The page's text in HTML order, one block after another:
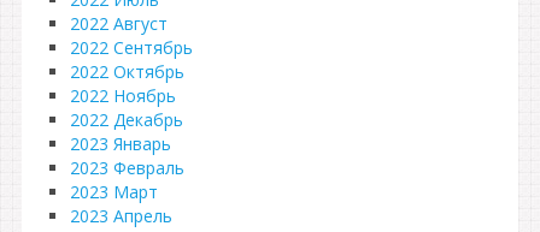
2022 Август
2022 Сентябрь
2022 Октябрь
2022 Ноябрь
2022 Декабрь
2023 Январь
2023 Февраль
2023 Март
2023 Апрель